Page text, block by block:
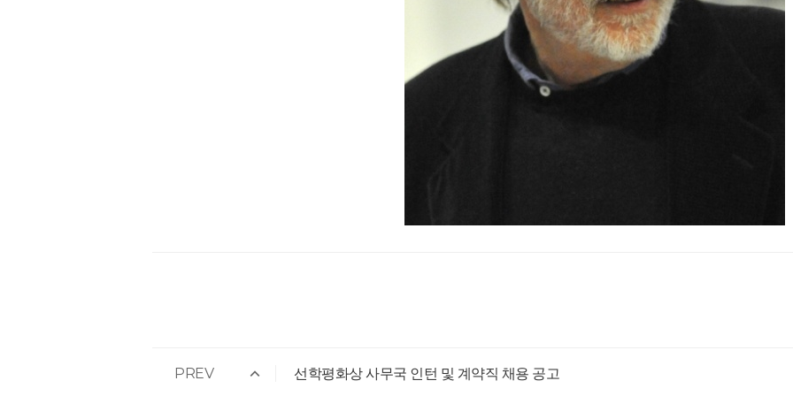
PREV 선학평화상 사무국 인턴 및 계약직 채용 공고